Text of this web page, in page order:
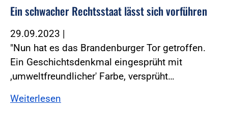
Ein schwacher Rechtsstaat lässt sich vorführen
29.09.2023 |
"Nun hat es das Brandenburger Tor getroffen.
Ein Geschichtsdenkmal eingesprüht mit
,umweltfreundlicher' Farbe, versprüht…
Weiterlesen